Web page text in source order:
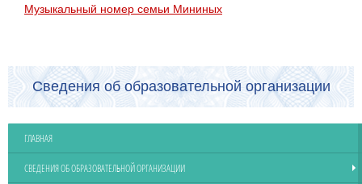
Музыкальный номер семьи Мининых
Сведения об образовательной организации
ГЛАВНАЯ
СВЕДЕНИЯ ОБ ОБРАЗОВАТЕЛЬНОЙ ОРГАНИЗАЦИИ